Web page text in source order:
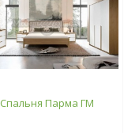
Спальня Парма ГМ